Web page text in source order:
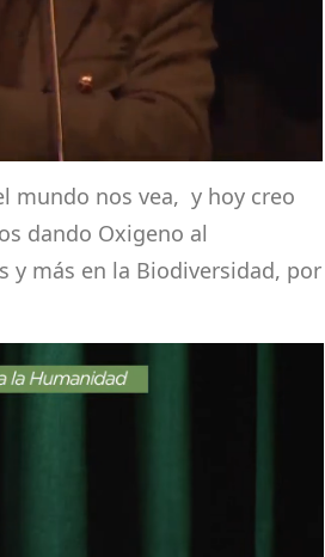
mundo nos vea, y hoy creo
dando Oxigeno al
y más en la Biodiversidad, por